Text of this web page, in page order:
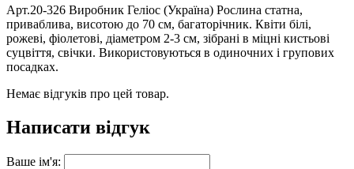
Арт.20-326 Виробник Геліос (Україна) Рослина статна,
приваблива, висотою до 70 см, багаторічник. Квіти білі,
рожеві, фіолетові, діаметром 2-3 см, зібрані в міцні кистьові
суцвіття, свічки. Використовуються в одиночних і групових
посадках.
Немає відгуків про цей товар.
Написати відгук
Ваше ім'я: